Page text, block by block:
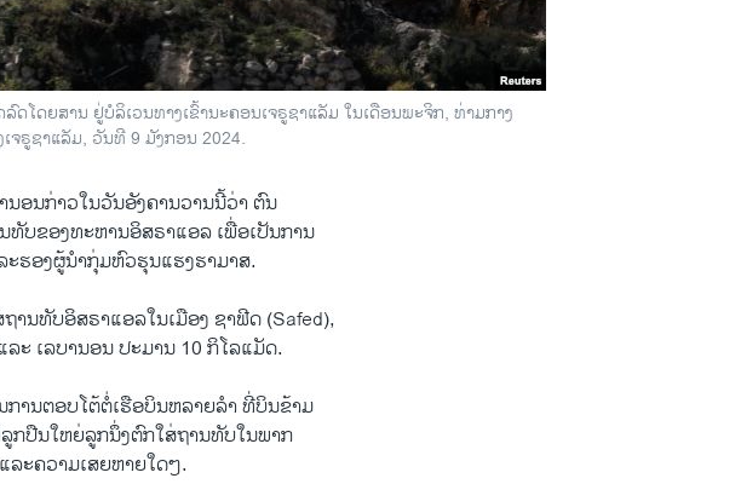
ໂດຍສານ ຢູ່ບໍລິເວນທາງເຂົ້ານະຄອນເຈຣູຊາແລັມ ໃນເດືອນພະຈິກ, ທ່າມກາງ
ຈຣູຊາແລັມ, ວັນທີ 9 ມັງກອນ 2024.
ອນກ່າວໃນວັນອັງຄານວານນີ້ວ່າ ຕົນ
ບຂອງທະຫານອິສຣາແອລ ເພື່ອເປັນການ
ຮອງຜູ້ນໍາກຸ່ມຫົວຮຸນແຮງຮາມາສ.
ນ​ທັບ​ອິສ​ຣາ​ແອລໃນ​ເມືອງ ຊາຟີດ (Safed),
ະ ເລ​ບາ​ນອນ ປະມານ 10 ກິໂລແມັດ.
ານ​ຕອບ​ໂຕ້​ຕໍ່​ເຮືອບິນ​ຫລາຍ​ລຳ ​ທີ່ບິນ​ຂ້າມ​
ກ​ປືນ​ໃຫຍ່​ລູກ​ນຶ່ງຕົກໃສ່​ຖານ​ທັບ​ໃນ​ພາກ
ະຄວາມ​ເສຍ​ຫາຍໃດໆ.